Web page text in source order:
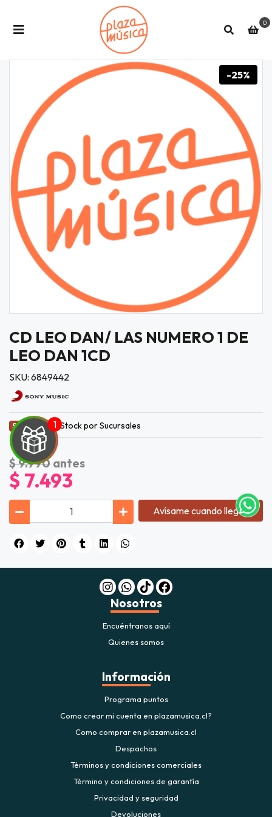
web
0
-25%
CD LEO DAN/ LAS NUMERO 1 DE
LEO DAN 1CD
SKU: 6849442
Sin Stock Stock por Sucursales
$ 9.990 antes
$ 7.493
Avísame cuando llegue
Nosotros
Encuéntranos aquí
Quienes somos
Información
Programa puntos
Como crear mi cuenta en plazamusica.cl?
Como comprar en plazamusica.cl
Despachos
Términos y condiciones comerciales
Término y condiciones de garantía
Privacidad y seguridad
Devoluciones